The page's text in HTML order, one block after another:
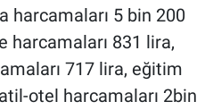
harcamaları 5 bin 200
harcamaları 831 lira,
717 lira, eğitim
otel harcamaları 2bin